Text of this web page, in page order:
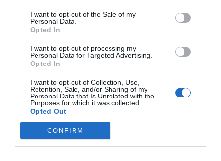
I want to opt-out of the Sale of my
Personal Data.
Opted In
I want to opt-out of processing my
Personal Data for Targeted Advertising.
Opted In
I want to opt-out of Collection, Use,
Retention, Sale, and/or Sharing of my
Personal Data that Is Unrelated with the
Purposes for which it was collected.
Opted Out
CONFIRM
2025. december 29., hétfő
Az ünnep után húsmentes
felfrissülés